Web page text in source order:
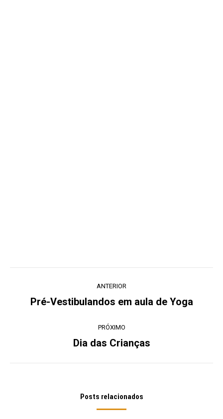
ANTERIOR
Post
Pré-Vestibulandos em aula de Yoga
PRÓXIMO
Próximo
Dia das Crianças
Posts relacionados